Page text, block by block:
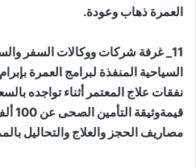
العمرة ذهاب وعودة.
11_ غرفة شركات ووكالات السفر
السياحية المنفذة لبرامج العمرة
نفقات علاج المعتمر أثناء تواجده
مصاريف الحجز والعلاج والتحاليل